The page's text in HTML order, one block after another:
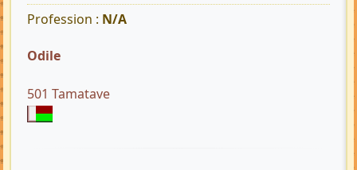
Profession : N/A
Odile
501 Tamatave